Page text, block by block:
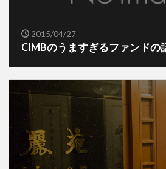
2015/04/27
CIMBのうますぎるファンド